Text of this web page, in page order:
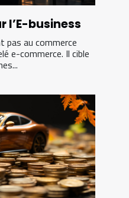
l’E-business
pas au commerce
e-commerce. Il cible